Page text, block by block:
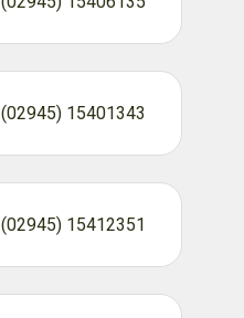
(02945) 15401343
(02945) 15412351